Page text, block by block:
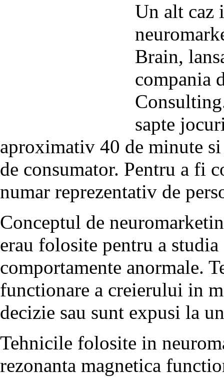
Un alt caz
Brain,
compania
sapte
aproximativ 40 de minute
de consumator. Pentru a fi
numar reprezentativ de
Conceptul de
erau folosite pentru a
comportamente anormale.
functionare a creierului in
decizie sau sunt expusi la
Tehnicile folosite in
rezonanta magnetica